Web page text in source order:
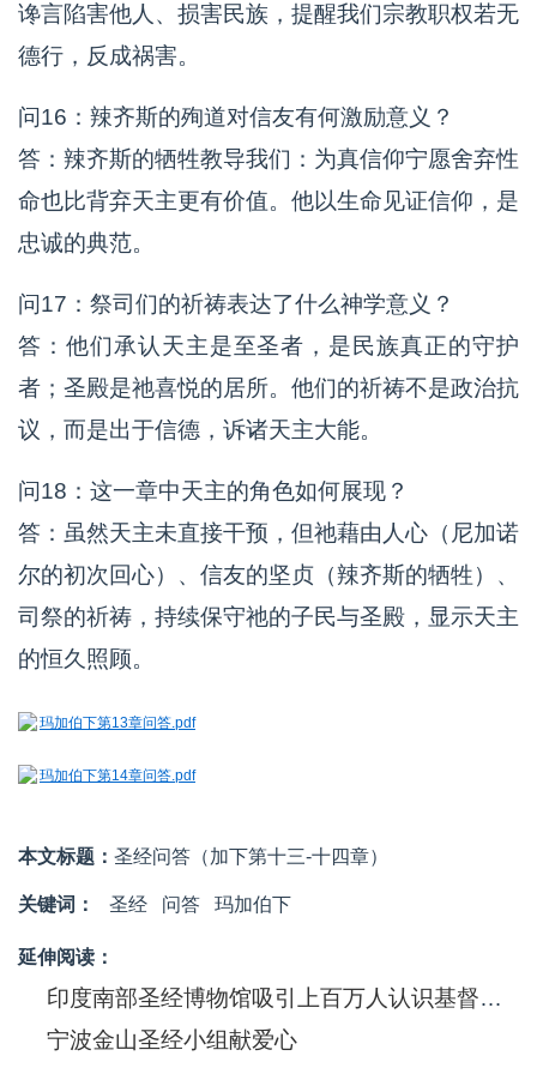
谗言陷害他人、损害民族，提醒我们宗教职权若无
德行，反成祸害。
问16：辣齐斯的殉道对信友有何激励意义？
答：辣齐斯的牺牲教导我们：为真信仰宁愿舍弃性
命也比背弃天主更有价值。他以生命见证信仰，是
忠诚的典范。
问17：祭司们的祈祷表达了什么神学意义？
答：他们承认天主是至圣者，是民族真正的守护
者；圣殿是祂喜悦的居所。他们的祈祷不是政治抗
议，而是出于信德，诉诸天主大能。
问18：这一章中天主的角色如何展现？
答：虽然天主未直接干预，但祂藉由人心（尼加诺
尔的初次回心）、信友的坚贞（辣齐斯的牺牲）、
司祭的祈祷，持续保守祂的子民与圣殿，显示天主
的恒久照顾。
玛加伯下第13章问答.pdf
玛加伯下第14章问答.pdf
本文标题： 圣经问答（加下第十三-十四章）
关键词： 圣经 问答 玛加伯下
延伸阅读：
印度南部圣经博物馆吸引上百万人认识基督信息
宁波金山圣经小组献爱心